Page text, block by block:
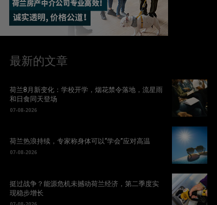
最新的文章
荷兰8月新变化：学校开学，烟花禁令落地，流星雨
和日食同天登场
07-08-2026
荷兰热浪持续，专家称身体可以“学会”应对高温
07-08-2026
挺过战争？能源危机未撼动荷兰经济，第二季度实
现稳步增长